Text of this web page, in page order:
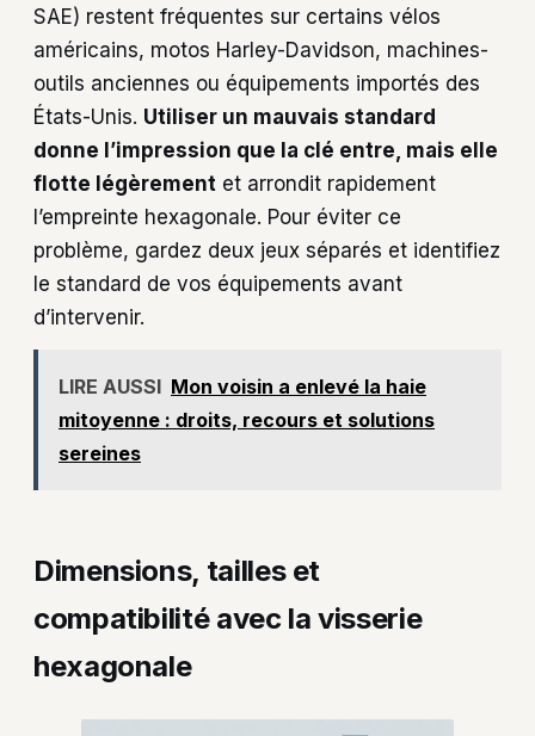
SAE) restent fréquentes sur certains vélos
américains, motos Harley-Davidson, machines-
outils anciennes ou équipements importés des
États-Unis. Utiliser un mauvais standard
donne l’impression que la clé entre, mais elle
flotte légèrement et arrondit rapidement
l’empreinte hexagonale. Pour éviter ce
problème, gardez deux jeux séparés et identifiez
le standard de vos équipements avant
d’intervenir.
LIRE AUSSI Mon voisin a enlevé la haie
mitoyenne : droits, recours et solutions
sereines
Dimensions, tailles et
compatibilité avec la visserie
hexagonale